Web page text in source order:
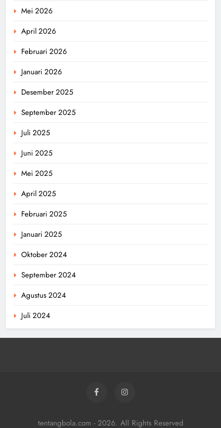
Mei 2026
April 2026
Februari 2026
Januari 2026
Desember 2025
September 2025
Juli 2025
Juni 2025
Mei 2025
April 2025
Februari 2025
Januari 2025
Oktober 2024
September 2024
Agustus 2024
Juli 2024
tentangbola.com - 2026. All Rights Reserved